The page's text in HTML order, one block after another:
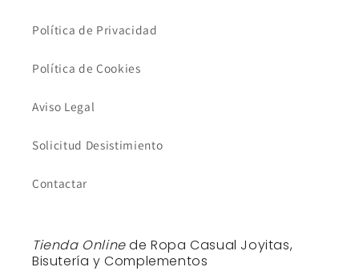
Política de Privacidad
Política de Cookies
Aviso Legal
Solicitud Desistimiento
Contactar
Tienda Onlinede Ropa Casual Joyitas,
Bisutería y Complementos